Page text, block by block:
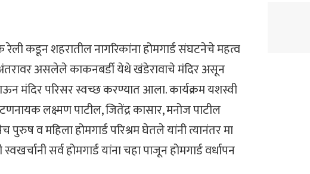
कडून शहरातील नागरिकांना होमगार्ड संघटनेचे महत्व
असलेले काकनबर्डी येथे खंडेरावाचे मंदिर असून
मंदिर परिसर स्वच्छ करण्यात आला. कार्यक्रम यशस्वी
लक्ष्मण पाटील, जितेंद्र कासार, मनोज पाटील
पुरुष व महिला होमगार्ड परिश्रम घेतले यांनी त्यानंतर मा
सर्व होमगार्ड यांना चहा पाजून होमगार्ड वर्धापन